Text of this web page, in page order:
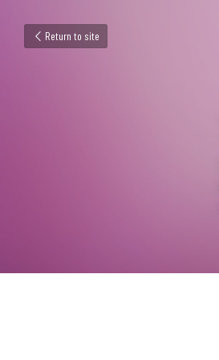
Return to site